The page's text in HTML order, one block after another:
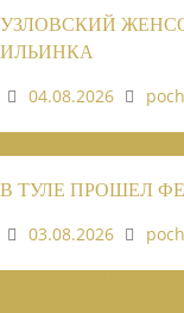
УЗЛОВСКИЙ
ИЛЬИНКА
04.08.2026
В ТУЛЕ ПРОШЕЛ
03.08.2026